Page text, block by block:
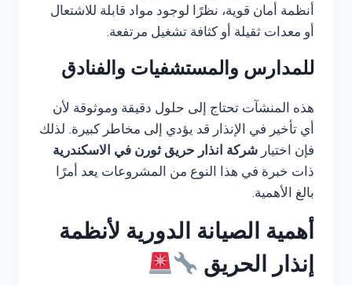
أنظمة أمان قوية، نظرًا لوجود مواد قابلة للاشتعال
أو معدات ثقيلة أو كثافة تشغيل مرتفعة.
للمدارس والمستشفيات والفنادق
هذه المنشآت تحتاج إلى حلول دقيقة وموثوقة لأن
أي تأخير في الإنذار قد يؤدي إلى مخاطر كبيرة. لذلك
فإن اختيار شركة انذار حريق ثورن في الاسكندرية
ذات خبرة في هذا النوع من المشروعات يعد أمرًا
بالغ الأهمية.
أهمية الصيانة الدورية لأنظمة
إنذار الحريق